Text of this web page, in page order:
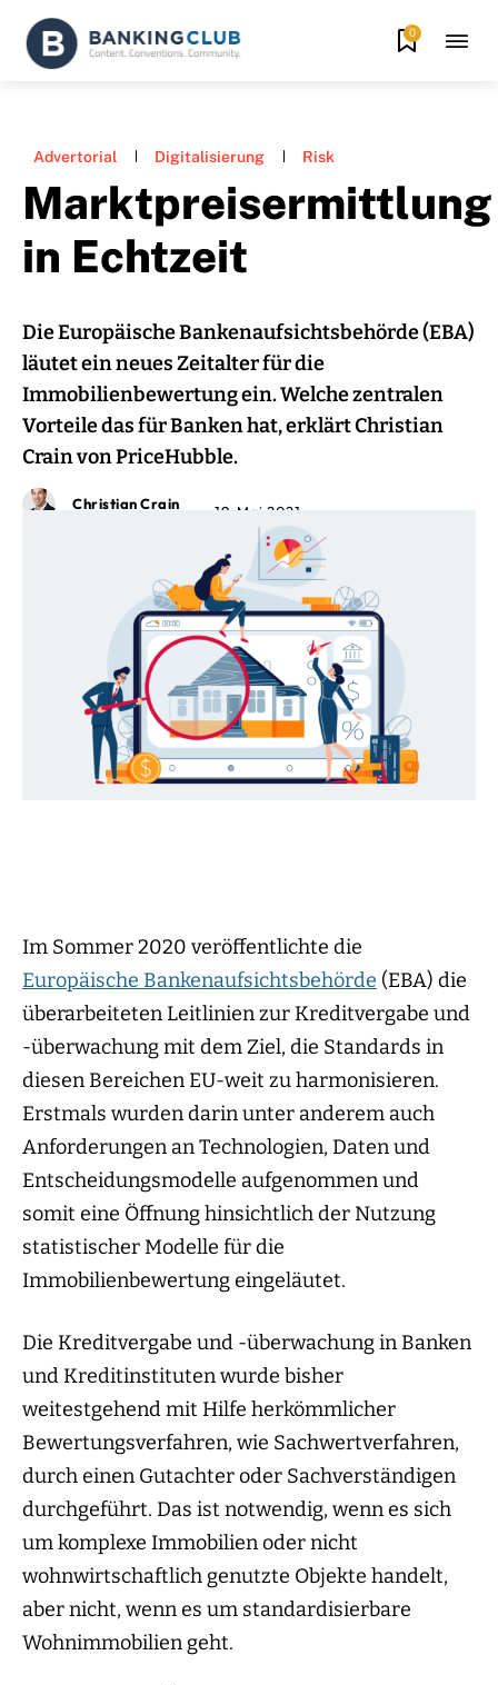
0
Advertorial Digitalisierung Risk
Marktpreisermittlung
in Echtzeit
Die Europäische Bankenaufsichtsbehörde (EBA)
läutet ein neues Zeitalter für die
Immobilienbewertung ein. Welche zentralen
Vorteile das für Banken hat, erklärt Christian
Crain von PriceHubble.
Christian Crain 19. Mai 2021
Im Sommer 2020 veröffentlichte die
Europäische Bankenaufsichtsbehörde (EBA) die
überarbeiteten Leitlinien zur Kreditvergabe und
-überwachung mit dem Ziel, die Standards in
diesen Bereichen EU-weit zu harmonisieren.
Erstmals wurden darin unter anderem auch
Anforderungen an Technologien, Daten und
Entscheidungsmodelle aufgenommen und
somit eine Öffnung hinsichtlich der Nutzung
statistischer Modelle für die
Immobilienbewertung eingeläutet.
Die Kreditvergabe und -überwachung in Banken
und Kreditinstituten wurde bisher
weitestgehend mit Hilfe herkömmlicher
Bewertungsverfahren, wie Sachwertverfahren,
durch einen Gutachter oder Sachverständigen
durchgeführt. Das ist notwendig, wenn es sich
um komplexe Immobilien oder nicht
wohnwirtschaftlich genutzte Objekte handelt,
aber nicht, wenn es um standardisierbare
Wohnimmobilien geht.